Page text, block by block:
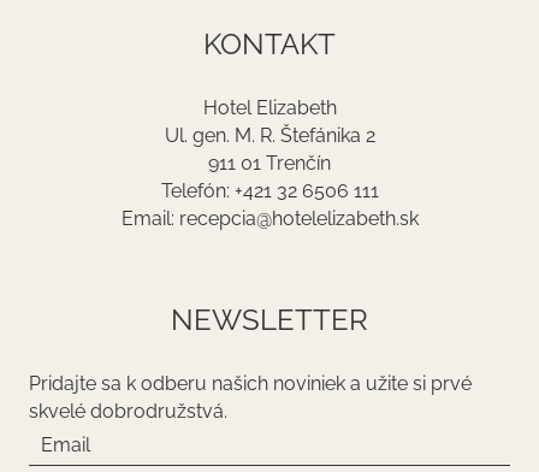
KONTAKT
Hotel Elizabeth
Ul. gen. M. R. Štefánika 2
911 01 Trenčín
Telefón: +421 32 6506 111
Email: recepcia@hotelelizabeth.sk
NEWSLETTER
Pridajte sa k odberu našich noviniek a užite si prvé
skvelé dobrodružstvá.